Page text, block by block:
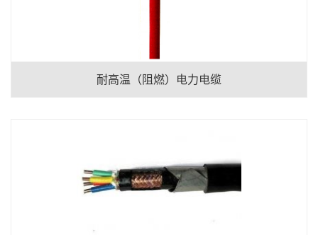
耐高温（阻燃）电力电缆